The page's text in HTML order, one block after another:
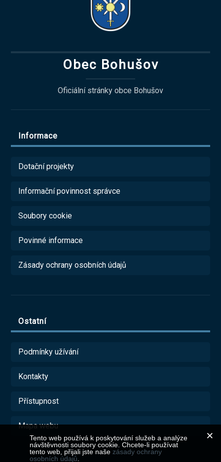
Obec Bohušov
Oficiální stránky obce Bohušov
Informace
Dotační projekty
Informační povinnost správce
Soubory cookie
Povinné informace
Zásady ochrany osobních údajů
Ostatní
Podmínky užívání
Kontakty
Přístupnost
Mapa webu
Tento web používá k poskytování služeb a analýze
návštěvnosti soubory cookie. Chcete-li používat
tento web, přijali jste naše zásady ochrany
osobních údajů